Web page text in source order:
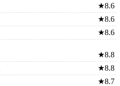
★8.6
★8.6
★8.6
★8.8
★8.8
★8.7